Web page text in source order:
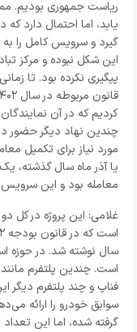
ریاست جمهوری بودیم.
یابد، اما احتمال دارد
گیرد و سرویس کامل را به
این شکل نبوده و مرکز
پیگیری نکرده بود. تا
کردیم که در آن
چندین نهاد دیگر حضور
مورد نیاز برای تکمیل
یا آذر ماه سال گذشته،
معامله بود و این سرویس در خودرو۴۵
غلامی: این پروژه در
سال نوشته شد. در حوزه
فناپ و چند پلتفرم دیگر
گرفته شده، اما این